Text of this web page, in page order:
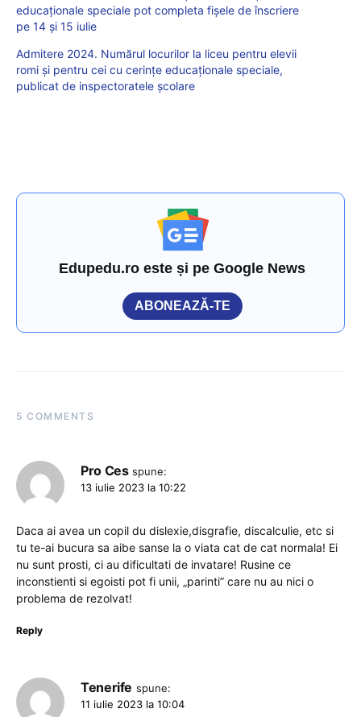
educaționale speciale pot completa fișele de înscriere
pe 14 și 15 iulie
Admitere 2024. Numărul locurilor la liceu pentru elevii
romi și pentru cei cu cerințe educaționale speciale,
publicat de inspectoratele școlare
Edupedu.ro este și pe Google News
ABONEAZĂ-TE
5 COMMENTS
Pro Ces spune:
13 iulie 2023 la 10:22
Daca ai avea un copil du dislexie,disgrafie, discalculie, etc si
tu te-ai bucura sa aibe sanse la o viata cat de cat normala! Ei
nu sunt prosti, ci au dificultati de invatare! Rusine ce
inconstienti si egoisti pot fi unii, „parinti” care nu au nici o
problema de rezolvat!
Reply
Tenerife spune:
11 iulie 2023 la 10:04